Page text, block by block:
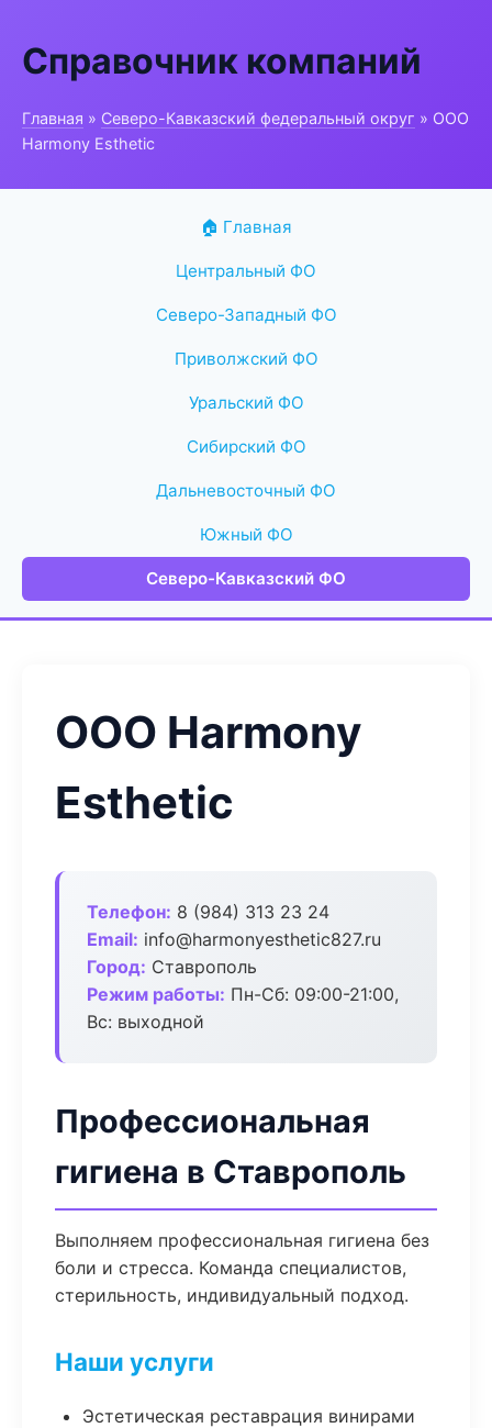
Справочник компаний
Главная » Северо-Кавказский федеральный округ » ООО
Harmony Esthetic
🏠 Главная
Центральный ФО
Северо-Западный ФО
Приволжский ФО
Уральский ФО
Сибирский ФО
Дальневосточный ФО
Южный ФО
Северо-Кавказский ФО
ООО Harmony
Esthetic
Телефон: 8 (984) 313 23 24
Email: info@harmonyesthetic827.ru
Город: Ставрополь
Режим работы: Пн-Сб: 09:00-21:00,
Вс: выходной
Профессиональная
гигиена в Ставрополь
Выполняем профессиональная гигиена без
боли и стресса. Команда специалистов,
стерильность, индивидуальный подход.
Наши услуги
Эстетическая реставрация винирами